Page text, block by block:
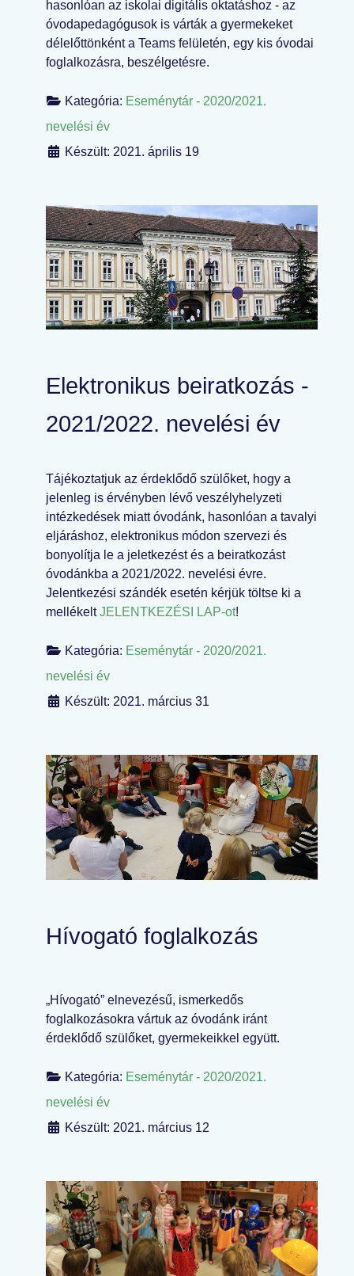
hasonlóan az iskolai digitális oktatáshoz - az
óvodapedagógusok is várták a gyermekeket
délelőttönként a Teams felületén, egy kis óvodai
foglalkozásra, beszélgetésre.
Kategória: Eseménytár - 2020/2021.
nevelési év
Készült: 2021. április 19
Elektronikus beiratkozás -
2021/2022. nevelési év
Tájékoztatjuk az érdeklődő szülőket, hogy a
jelenleg is érvényben lévő veszélyhelyzeti
intézkedések miatt óvodánk, hasonlóan a tavalyi
eljáráshoz, elektronikus módon szervezi és
bonyolítja le a jeletkezést és a beiratkozást
óvodánkba a 2021/2022. nevelési évre.
Jelentkezési szándék esetén kérjük töltse ki a
mellékeltJELENTKEZÉSI LAP-ot!
Kategória: Eseménytár - 2020/2021.
nevelési év
Készült: 2021. március 31
Hívogató foglalkozás
„Hívogató” elnevezésű, ismerkedős
foglalkozásokra vártuk az óvodánk iránt
érdeklődő szülőket, gyermekeikkel együtt.
Kategória: Eseménytár - 2020/2021.
nevelési év
Készült: 2021. március 12